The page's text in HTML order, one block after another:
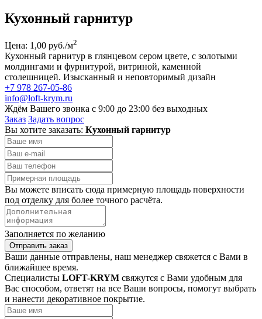
Кухонный гарнитур
Цена: 1,00 руб./м2
Кухонный гарнитур в глянцевом сером цвете, с золотыми
молдингами и фурнитурой, витриной, каменной
столешницей. Изысканный и неповторимый дизайн
+7 978 267-05-86
info@loft-krym.ru
Ждём Вашего звонка с 9:00 до 23:00 без выходных
Заказ Задать вопрос
Вы хотите заказать: Кухонный гарнитур
Вы можете вписать сюда примерную площадь поверхности
под отделку для более точного расчёта.
Заполняется по желанию
Отправить заказ
Ваши данные отправлены, наш менеджер свяжется с Вами в
ближайшее время.
Специалисты LOFT-KRYM свяжутся с Вами удобным для
Вас способом, ответят на все Ваши вопросы, помогут выбрать
и нанести декоративное покрытие.